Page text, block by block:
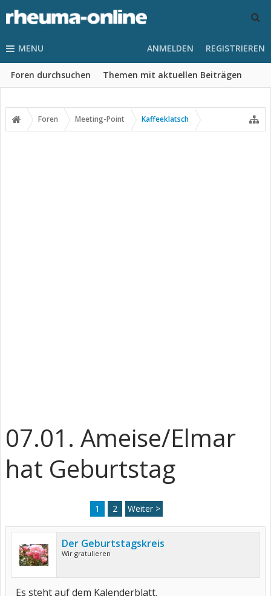
MENU
Foren durchsuchen Themen mit aktuellen Beiträgen
ANMELDEN REGISTRIEREN
Foren Meeting-Point Kaffeeklatsch
07.01. Ameise/Elmar
hat Geburtstag
1 2 Weiter >
Der Geburtstagskreis
Wir gratulieren
Es steht auf dem Kalenderblatt,